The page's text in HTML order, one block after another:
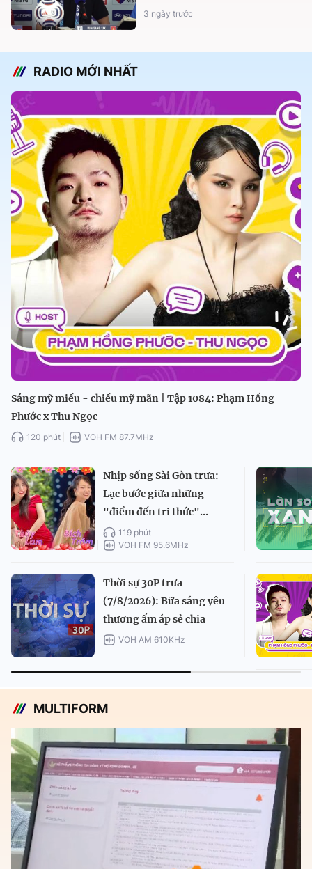
3 ngày trước
RADIO MỚI NHẤT
Sáng mỹ miều - chiều mỹ mãn | Tập 1084: Phạm Hồng
Phước x Thu Ngọc
120 phút VOH FM 87.7MHz
Nhịp sống Sài Gòn trưa:
Lạc bước giữa những
"điểm đến tri thức"...
119 phút
VOH FM 95.6MHz
Thời sự 30P trưa
(7/8/2026): Bữa sáng yêu
thương ấm áp sẻ chia
VOH AM 610KHz
MULTIFORM